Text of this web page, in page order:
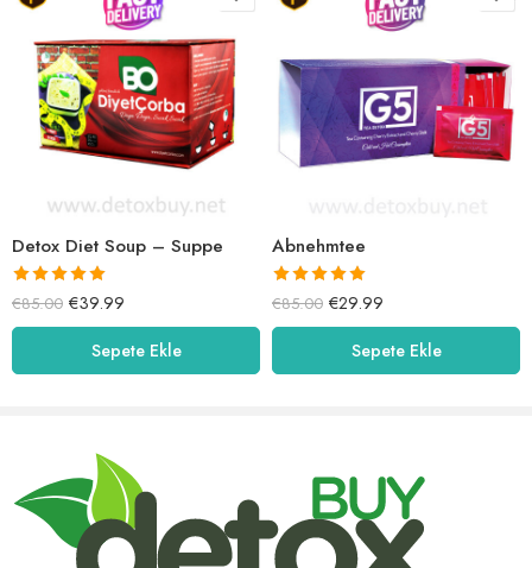
Detox Diet Soup – Suppe
5 üzerinden
5.00oy aldı
€85.00 €39.99
Sepete Ekle
Abnehmtee
5 üzerinden
5.00oy aldı
€85.00 €29.99
Sepete Ekle